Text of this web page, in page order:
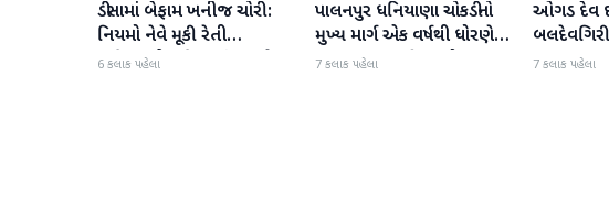
બનાસકાંઠા
ડીસામાં બેફામ ખનીજ ચોરી:
નિયમો નેવે મૂકી રેતી
માફિયાઓ સક્રિય, તંત્ર સામે
6 કલાક પહેલા
બનાસકાંઠા
પાલનપુર ધનિયાણા ચોકડીનો
મુખ્ય માર્ગ એક વર્ષથી ધોરણે:
ગટરલાઇન પછી રસ્તો ન
7 કલાક પહેલા
બનાસકાંઠા
ઓગડ દેવ
અટકાયત
7 કલાક પહેલા